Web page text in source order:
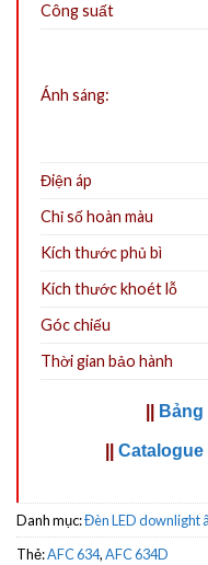
Công suất
Ánh sáng:
Điện áp
Chỉ số hoàn màu
Kích thước phủ bì
Kích thước khoét lỗ
Góc chiếu
Thời gian bảo hành
Catalogue
Danh mục:Đèn LED downlight
Thẻ:AFC 634,AFC 634D